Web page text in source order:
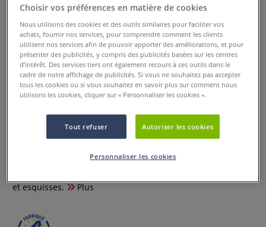
Bâton graphite aquarelle Art Graf
1 Commentaire
est moulé à la main. Poids 250g. Dimensions 40 x 20
et esquisses.
Plus
Choisir vos préférences en matière de cookies
Nous utilisons des cookies et des outils similaires pour faciliter vos
achats, fournir nos services, pour comprendre comment les clients
utilisent nos services afin de pouvoir apporter des améliorations, et pour
présenter des publicités, y compris des publicités basées sur les centres
d’intérêt. Des services tiers ont également recours à ces outils dans le
cadre de notre affichage de publicités. Si vous ne souhaitez pas accepter
tous les cookies ou si vous souhaitez en savoir plus sur comment nous
utilisons les cookies, cliquer sur « Personnaliser les cookies ».
Tout refuser Autoriser les cookies
Personnaliser les cookies